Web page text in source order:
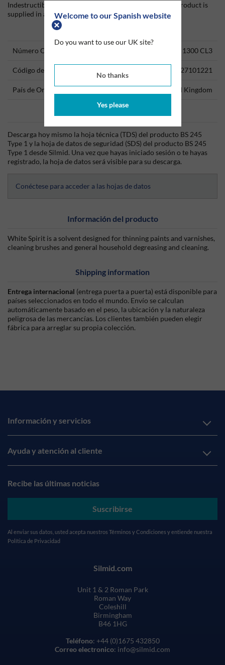
Welcome to our Spanish website
Do you want to use our UK site?
No thanks
Yes please
Indestructible Paint White Spirit Solvent Cleaner. This product is
supplied in a 1Lt Can *BS245 Type 1
Número ONU 1300 CL3
Código del producto 27101221
País de Origen United Kingdom
Descarga hoy mismo la hoja técnica (TDS) del producto BS 245
Type 1 y la hoja de datos de seguridad (SDS) del producto BS 245
Type 1 desde Silmid. Una vez que hayas iniciado sesión o te hayas
registrado, la hoja de datos será visible para su descarga.
Conéctese para acceder a las hojas de datos
Información del producto
White Spirit is a solvent designed for thinning paints and varnishes,
cleaning brushes and general household degreasing and cleaning.
Shipping information
Entrega internacional (entrega puerta a puerta) está disponible para
países seleccionados en todo el mundo. Envío se calculan
automáticamente basado en el peso, la ubicación y la naturaleza
peligrosa de las mercancías. Los clientes también pueden elegir
fábrica para arreglar su propia colección.
Información y servicios
Ayuda y atención al cliente
Recibe las últimas noticias
Suscribirse
Al enviar sus datos, usted acepta nuestros Términos y Condiciones y entiende nuestra
Política de Privacidad
Silmid.com
Unit 1 & 2 Roman Park
Roman Way
Coleshill
Birmingham
B46 1HG
Teléfono: +44 (0)1675 432850
Correo electronico: info@silmid.com